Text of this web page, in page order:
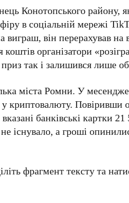
Конотопського району,
в соціальній мережі
він перерахував на
організатори
так і залишився лише
міста Ромни. У
у криптовалюту. Повіривши
банківські картки 21
існувало, а гроші
фрагмент тексту та